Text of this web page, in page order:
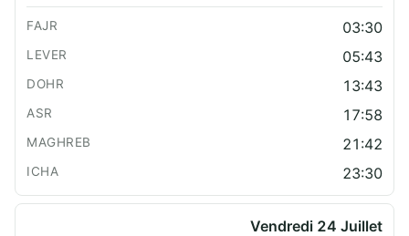
03:30
05:43
13:43
17:58
21:42
23:30
Vendredi 24 Juillet